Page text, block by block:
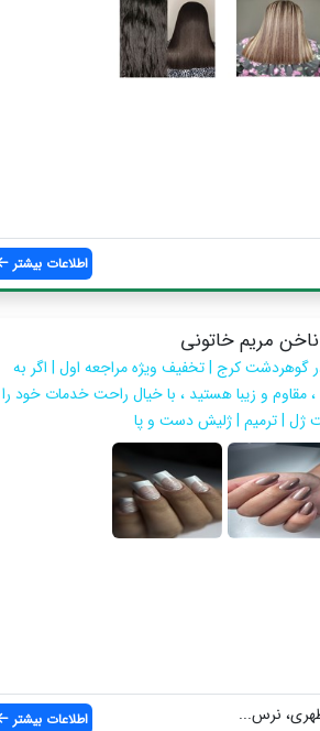
اطلاعات بیشتر
مریم خاتونی
گوهردشت کرج | تخفیف ویژه مراجعه اول | اگر به
مقاوم و زیبا هستید ، با خیال راحت خدمات خود را
ژل | ترمیم | ژلیش دست و پا
نرس... اطلاعات بیشتر